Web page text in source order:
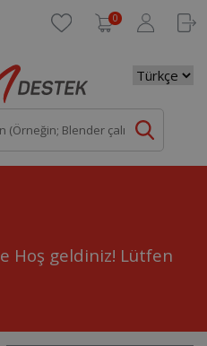
0
Hoş geldiniz! Lütfen